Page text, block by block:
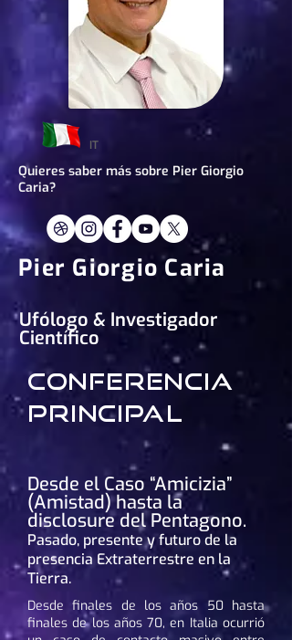
IT
Quieres saber más sobre Pier Giorgio
Caria?
Pier Giorgio Caria
Ufólogo & Investigador
Científico
Conferencia
principal
Desde el Caso “Amicizia”
(Amistad) hasta la
disclosure del Pentagono.
Pasado, presente y futuro de la
presencia Extraterrestre en la
Tierra.
Desde finales de los años 50 hasta
finales de los años 70, en Italia ocurrió